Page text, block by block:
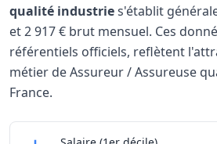
qualité industries'établit
et2 917 € brut mensuel. Ces
référentiels officiels, reflètent
métier de Assureur / Assureuse
France.
Grille salariale Assureur /